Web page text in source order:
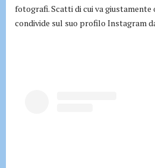
fotografi. Scatti di cui va giustamente
condivide sul suo profilo Instagram